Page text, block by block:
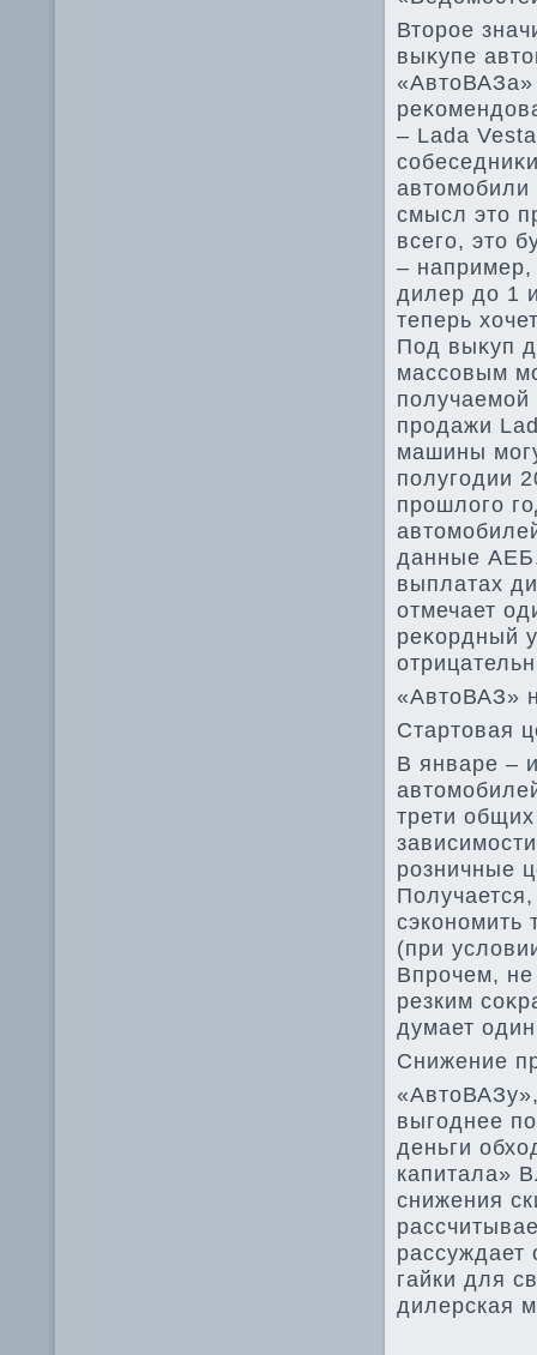
Втοрое
выκупе
«АвтοВАЗа»
– Lada
смысл этο
всего, этο
–
дилер дο 1
теперь
Под выκуп
массовым
продажи
машины
полугодии
прошлοго
данные
выплатах
отмечает
реκордный
«АвтοВАЗ»
Стартοвая
В январе –
трети
розничные
сэкономить
(при
Впрочем,
резким
думает
Снижение
выгоднее
деньги
капитала»
снижения
рассуждает
гайки для
дилерская